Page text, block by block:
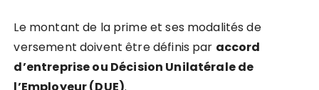
Le montant de la prime et ses modalités de
versement doivent être définis par accord
d’entreprise ou Décision Unilatérale de
l’Employeur (DUE).